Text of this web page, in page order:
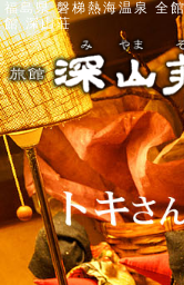
福島県 磐梯熱海温泉 全
館 深山荘